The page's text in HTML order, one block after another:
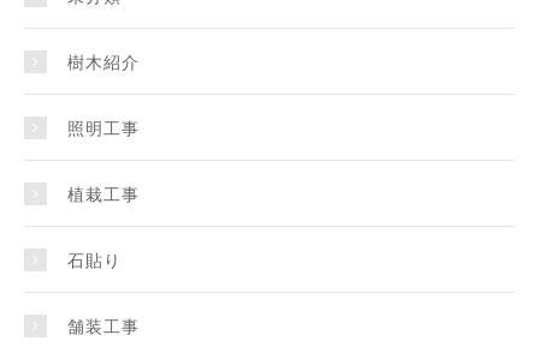
樹木紹介
照明工事
植栽工事
石貼り
舗装工事